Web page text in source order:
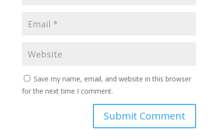
Save my name, email, and website in this browser
for the next time I comment.